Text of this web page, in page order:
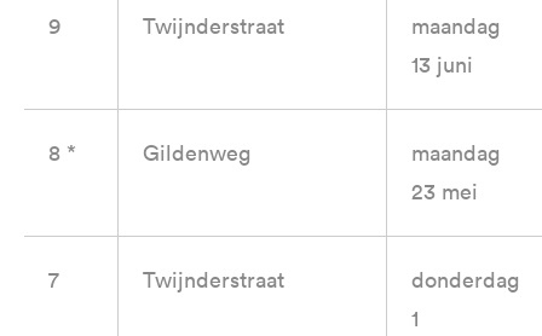
9 Twijnderstraat
maandag
13 juni
8 * Gildenweg
maandag
23 mei
7 Twijnderstraat
donderdag
1